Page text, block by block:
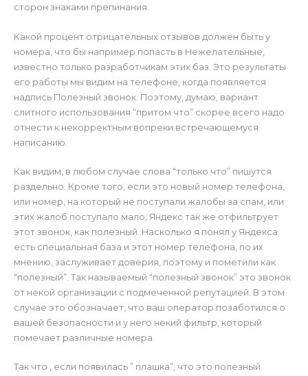
сторон знаками препинания.
Какой процент отрицательных отзывов должен быть у
номера, что бы например попасть в Нежелательные,
известно только разработчикам этих баз. Это результаты
его работы мы видим на телефоне, когда появляется
надпись Полезный звонок. Поэтому, думаю, вариант
слитного использования “притом что” скорее всего надо
отнести к некорректным вопреки встречающемуся
написанию.
Как видим, в любом случае слова “только что” пишутся
раздельно. Кроме того, если это новый номер телефона,
или номер, на который не поступали жалобы за спам, или
этих жалоб поступало мало, Яндекс так же отфильтрует
этот звонок, как полезный. Насколько я понял у Яндекса
есть специальная база и этот номер телефона, по их
мнению, заслуживает доверия, поэтому и пометили как
“полезный”. Так называемый “полезный звонок” это звонок
от некой организации с подмеченной репутацией. В этом
случае это обозначает, что ваш оператор позаботился о
вашей безопасности и у него некий фильтр, который
помечает различные номера.
Так что , если появилась ” плашка”, что это полезный